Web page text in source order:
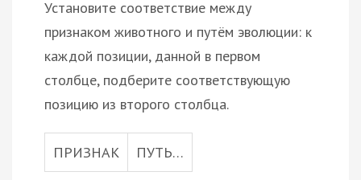
Установите соответствие между
признаком животного и путём эволюции: к
каждой позиции, данной в первом
столбце, подберите соответствующую
позицию из второго столбца.
ПРИЗНАК ПУТЬ…